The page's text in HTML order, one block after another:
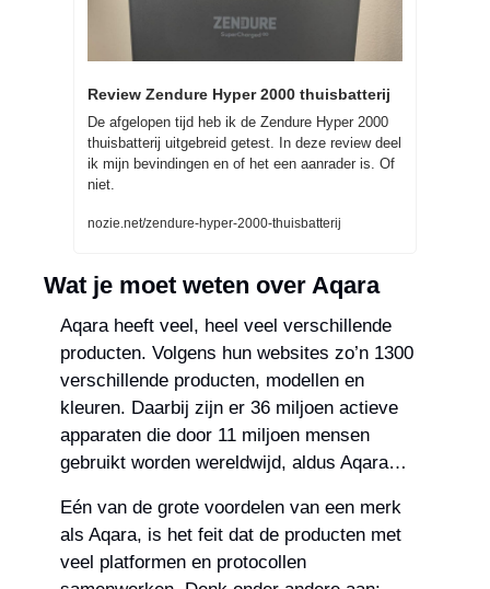
Review Zendure Hyper 2000 thuisbatterij
De afgelopen tijd heb ik de Zendure Hyper 2000
thuisbatterij uitgebreid getest. In deze review deel
ik mijn bevindingen en of het een aanrader is. Of
niet.
nozie.net/zendure-hyper-2000-thuisbatterij
Wat je moet weten over Aqara
Aqara heeft veel, heel veel verschillende
producten. Volgens hun websites zo’n 1300
verschillende producten, modellen en
kleuren. Daarbij zijn er 36 miljoen actieve
apparaten die door 11 miljoen mensen
gebruikt worden wereldwijd, aldus Aqara…
Eén van de grote voordelen van een merk
als Aqara, is het feit dat de producten met
veel platformen en protocollen